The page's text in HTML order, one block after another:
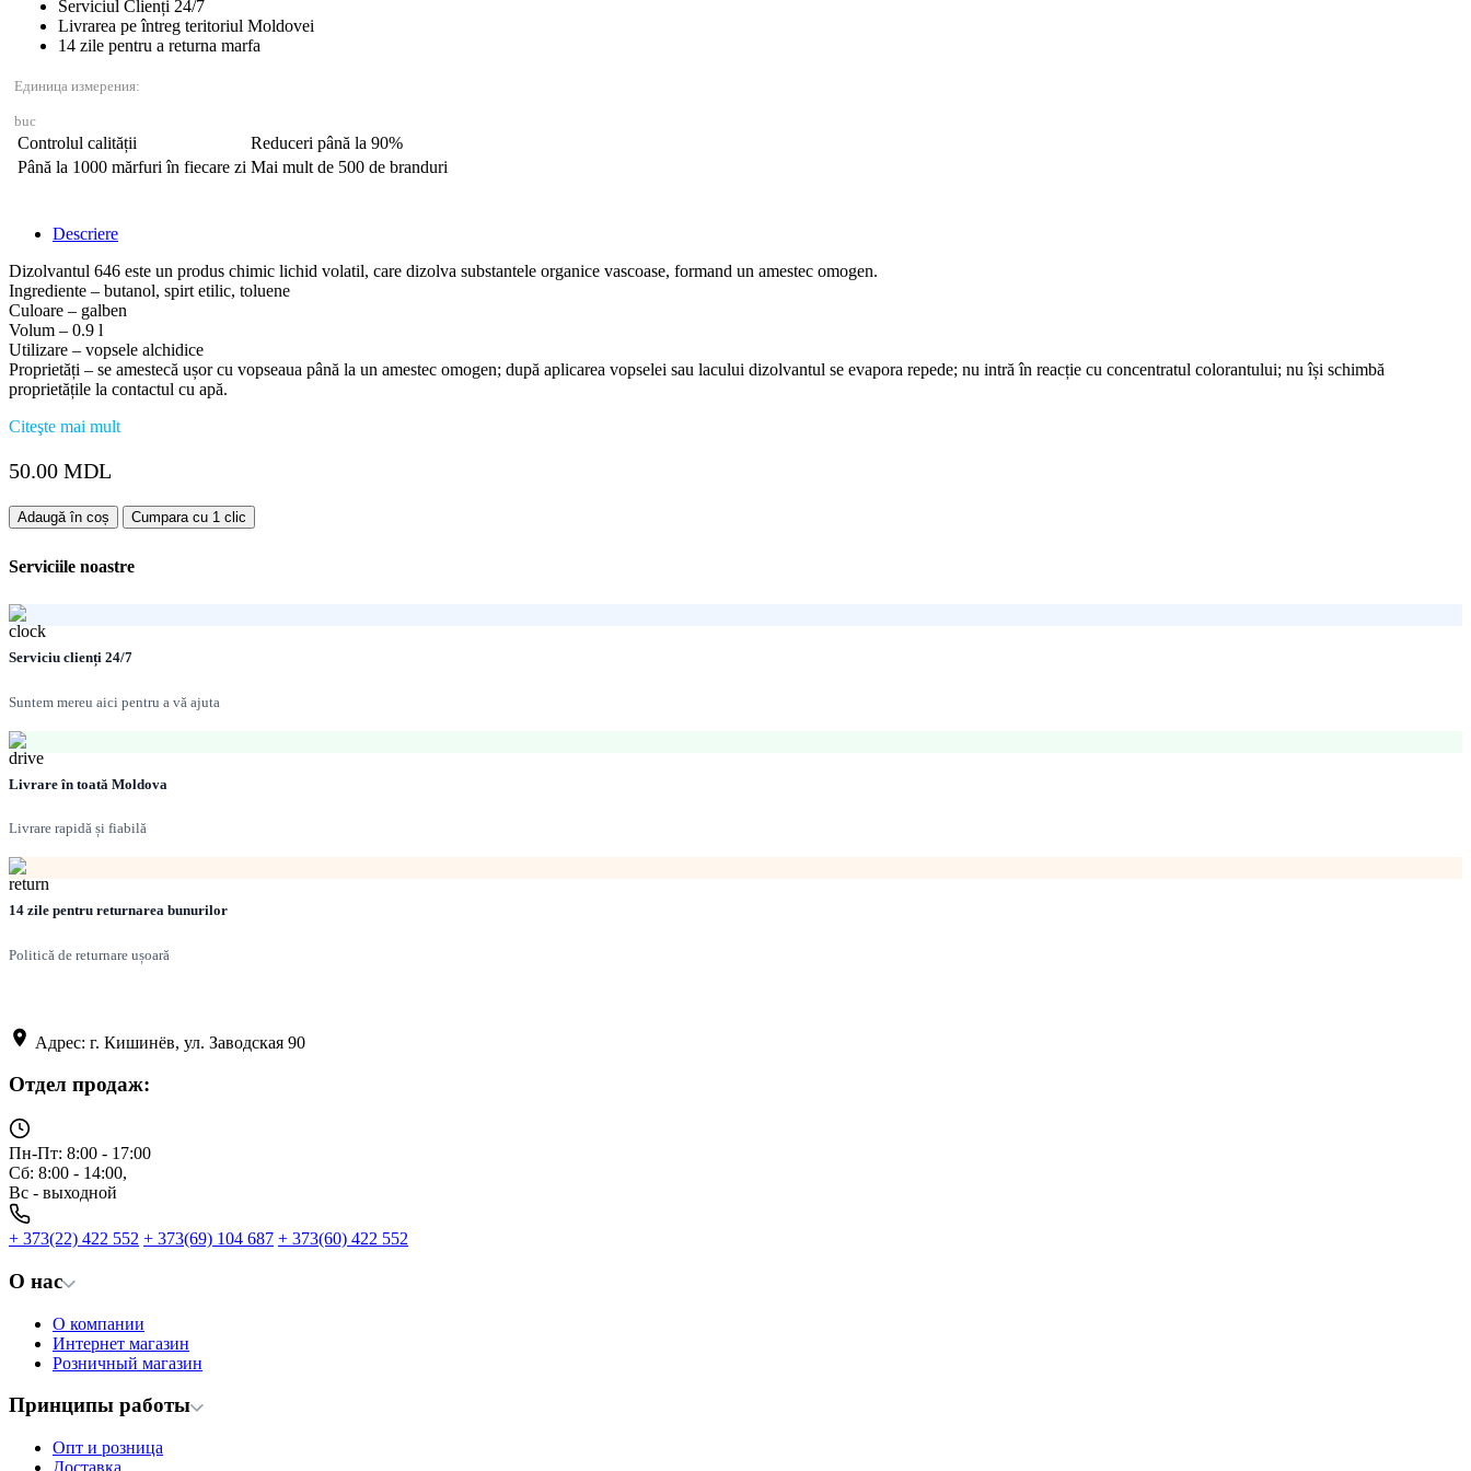
381400100
Serviciul Clienți 24/7
Livrarea pe întreg teritoriul Moldovei
14 zile pentru a returna marfa
Единица измерения:
buc
Controlul calității
Reduceri până la 90%
Până la 1000 mărfuri în fiecare zi Mai mult de 500 de branduri
Descriere
Dizolvantul 646 este un produs chimic lichid volatil, care dizolva substantele organice vascoase, formand un amestec omogen.
Ingrediente – butanol, spirt etilic, toluene
Culoare – galben
Volum – 0.9 l
Utilizare – vopsele alchidice
Proprietăți – se amestecă ușor cu vopseaua până la un amestec omogen; după aplicarea vopselei sau lacului dizolvantul se evapora repede; nu intră în reacție cu concentratul colorantului; nu își schimbă
proprietățile la contactul cu apă.
Citeşte mai mult
50.00 MDL
Cantitate
Dizolvant
646
381400100
Adaugă în coș Cumpara cu 1 clic
Serviciile noastre
Serviciu clienți 24/7
Suntem mereu aici pentru a vă ajuta
Livrare în toată Moldova
Livrare rapidă și fiabilă
14 zile pentru returnarea bunurilor
Politică de returnare ușoară
Адрес: г. Кишинёв, ул. Заводская 90
Отдел продаж:
Пн-Пт: 8:00 - 17:00
Сб: 8:00 - 14:00,
Вс - выходной
+ 373(22) 422 552 + 373(69) 104 687 + 373(60) 422 552
О нас
О компании
Интернет магазин
Розничный магазин
Принципы работы
Опт и розница
Доставка